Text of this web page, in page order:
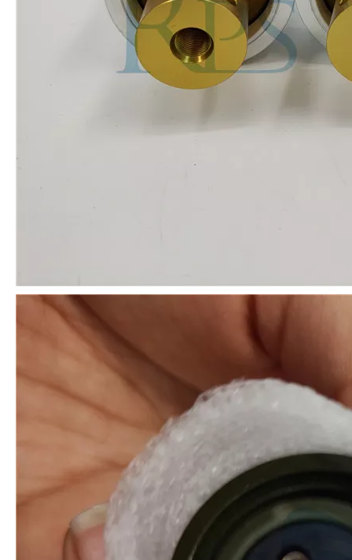
Tecnologia de pulverização ultrassônica em revestimento de filme
O sistema de revestimento de spray ultrassônico é uma técnica para
Combinando ultrassom com outras tecnologias de tratamento de água
Atualmente, a pesquisa sobre a extração de antioxidantes e